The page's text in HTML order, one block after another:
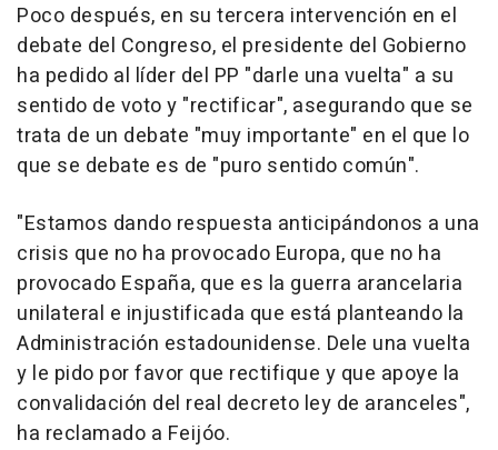
Poco después, en su tercera intervención en el
debate del Congreso, el presidente del Gobierno
ha pedido al líder del PP "darle una vuelta" a su
sentido de voto y "rectificar", asegurando que se
trata de un debate "muy importante" en el que lo
que se debate es de "puro sentido común".
"Estamos dando respuesta anticipándonos a una
crisis que no ha provocado Europa, que no ha
provocado España, que es la guerra arancelaria
unilateral e injustificada que está planteando la
Administración estadounidense. Dele una vuelta
y le pido por favor que rectifique y que apoye la
convalidación del real decreto ley de aranceles",
ha reclamado a Feijóo.